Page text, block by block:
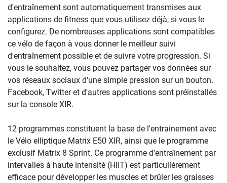
d'entraînement sont automatiquement transmises aux
applications de fitness que vous utilisez déjà, si vous le
configurez. De nombreuses applications sont compatibles
ce vélo de façon à vous donner le meilleur suivi
d'entraînement possible et de suivre votre progression. Si
vous le souhaitez, vous pouvez partager vos données sur
vos réseaux sociaux d'une simple pression sur un bouton.
Facebook, Twitter et d'autres applications sont préinstallés
sur la console XIR.
12 programmes constituent la base de l'entrainement avec
le Vélo elliptique Matrix E50 XIR, ainsi que le programme
exclusif Matrix 8 Sprint. Ce programme d'entraînement par
intervalles à haute intensité (HIIT) est particulièrement
efficace pour développer les muscles et brûler les graisses